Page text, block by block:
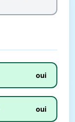
oui
oui